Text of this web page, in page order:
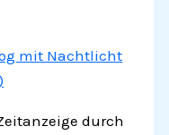
mit Nachtlicht
Zeitanzeige durch